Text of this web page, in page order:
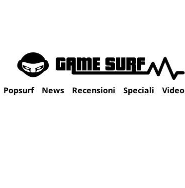
Popsurf News Recensioni Speciali Video